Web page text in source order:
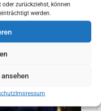
zurückziehst, können
werden.
Impressum